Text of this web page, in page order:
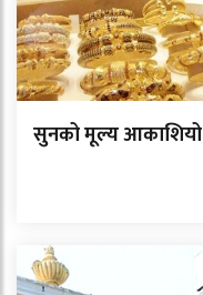
सुनको मूल्य आकाशियो